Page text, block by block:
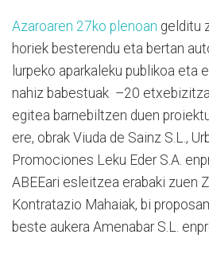
Azaroaren 27ko plenoan gelditu
horiek besterendu eta bertan
lurpeko aparkaleku publikoa eta
nahiz babestuak –20
egitea barnebiltzen duen
ere, obrak Viuda de Sainz S.L.,
Promociones Leku Eder S.A.
ABEEari esleitzea erabaki zuen
Kontratazio Mahaiak, bi
beste aukera Amenabar S.L.